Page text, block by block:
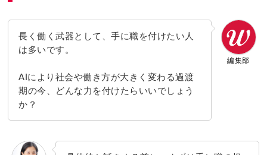
編集部
長く働く武器として、手に職を付けたい人
は多いです。
AIにより社会や働き方が大きく変わる過渡
期の今、どんな力を付けたらいいでしょう
か？